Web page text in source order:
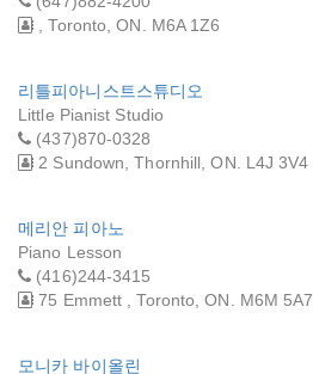
, Toronto, ON. M6A 1Z6
리틀피아니스트스튜디오
Little Pianist Studio
(437)870-0328
2 Sundown, Thornhill, ON. L4J 3V4
메리안 피아노
Piano Lesson
(416)244-3415
75 Emmett , Toronto, ON. M6M 5A7
모니카 바이올린